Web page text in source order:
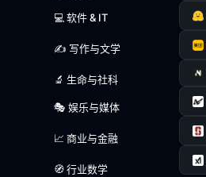
💻 软件 & IT
✍️ 写作与文学
🔬 生命与社科
🎭 娱乐与媒体
📈 商业与金融
🧭 行业数学